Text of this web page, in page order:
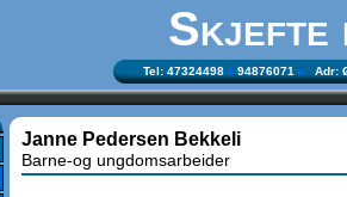
Skjefte
Tel: 47324498 94876071 Adr:
Janne Pedersen Bekkeli
Barne-og ungdomsarbeider